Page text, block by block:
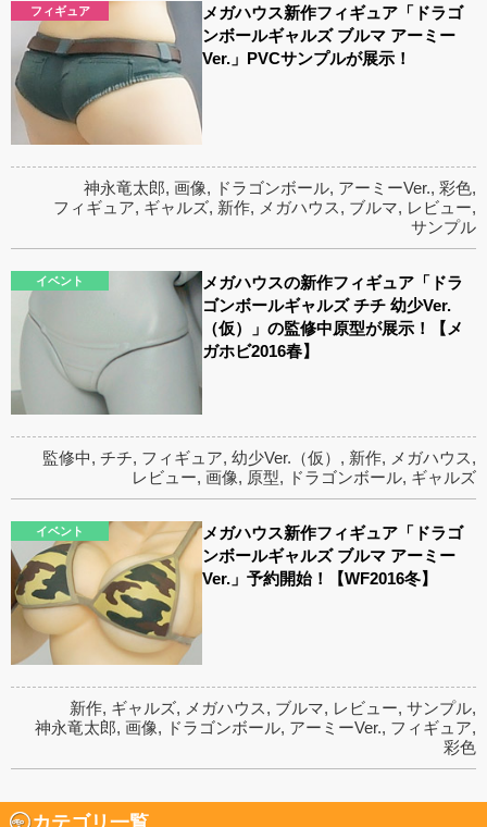
フィギュア
メガハウス新作フィギュア「ドラゴ
ンボールギャルズ ブルマ アーミー
Ver.」PVCサンプルが展示！
神永竜太郎, 画像, ドラゴンボール, アーミーVer., 彩色,
フィギュア, ギャルズ, 新作, メガハウス, ブルマ, レビュー,
サンプル
イベント
メガハウスの新作フィギュア「ドラ
ゴンボールギャルズ チチ 幼少Ver.
（仮）」の監修中原型が展示！【メ
ガホビ2016春】
監修中, チチ, フィギュア, 幼少Ver.（仮） , 新作, メガハウス,
レビュー, 画像, 原型, ドラゴンボール, ギャルズ
イベント
メガハウス新作フィギュア「ドラゴ
ンボールギャルズ ブルマ アーミー
Ver.」予約開始！【WF2016冬】
新作, ギャルズ, メガハウス, ブルマ, レビュー, サンプル,
神永竜太郎, 画像, ドラゴンボール, アーミーVer., フィギュア,
彩色